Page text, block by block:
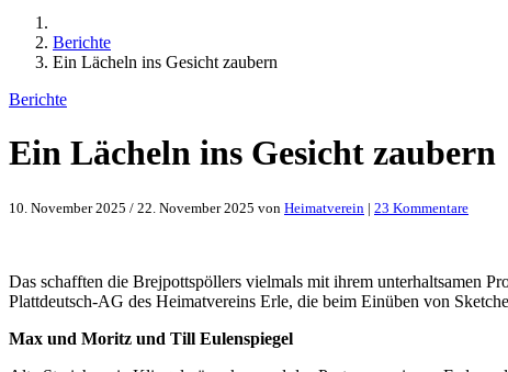
Berichte
Ein Lächeln ins Gesicht zaubern
Berichte
Ein Lächeln ins Gesicht zaubern
10. November 2025 / 22. November 2025 von Heimatverein | 23 Kommentarezu
Gesicht
Das schafften die Brejpottspöllers vielmals mit ihrem unterhaltsamen
Plattdeutsch-AG des Heimatvereins Erle, die beim Einüben von
Max und Moritz und Till Eulenspiegel